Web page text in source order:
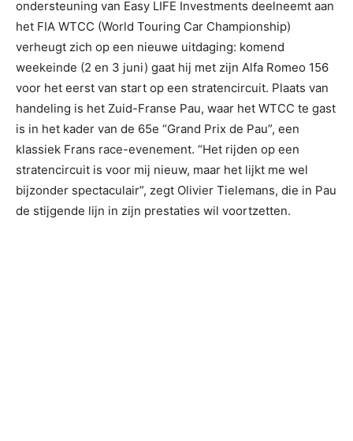
ondersteuning van Easy LIFE Investments deelneemt aan
het FIA WTCC (World Touring Car Championship)
verheugt zich op een nieuwe uitdaging: komend
weekeinde (2 en 3 juni) gaat hij met zijn Alfa Romeo 156
voor het eerst van start op een stratencircuit. Plaats van
handeling is het Zuid-Franse Pau, waar het WTCC te gast
is in het kader van de 65e “Grand Prix de Pau”, een
klassiek Frans race-evenement. “Het rijden op een
stratencircuit is voor mij nieuw, maar het lijkt me wel
bijzonder spectaculair”, zegt Olivier Tielemans, die in Pau
de stijgende lijn in zijn prestaties wil voortzetten.